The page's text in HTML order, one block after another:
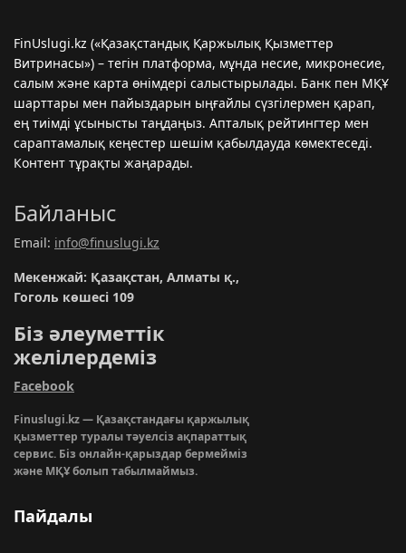
FinUslugi.kz («Қазақстандық Қаржылық Қызметтер
Витринасы») – тегін платформа, мұнда несие, микронесиe,
салым және карта өнімдері салыстырылады. Банк пен МҚҰ
шарттары мен пайыздарын ыңғайлы сүзгілермен қарап,
ең тиімді ұсынысты таңдаңыз. Апталық рейтингтер мен
сараптамалық кеңестер шешім қабылдауда көмектеседі.
Контент тұрақты жаңарады.
Байланыс
Email: info@finuslugi.kz
Мекенжай: Қазақстан, Алматы қ.,
Гоголь көшесі 109
Біз әлеуметтік
желілердеміз
Facebook
Finuslugi.kz — Қазақстандағы қаржылық
қызметтер туралы тәуелсіз ақпараттық
сервис. Біз онлайн-қарыздар бермейміз
және МҚҰ болып табылмаймыз.
Пайдалы